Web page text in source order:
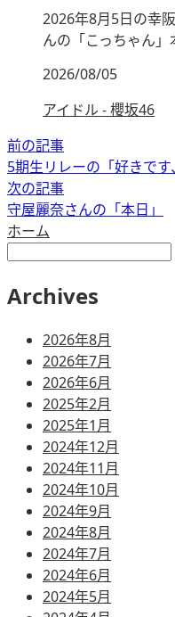
2026年8月5日の幸
んの「こっちゃん」
2026/08/05
アイドル - 櫻坂46
前の記事
5期生リレーの「好きで
次の記事
守屋麗奈さんの「本日」
ホーム
Archives
2026年8月
2026年7月
2026年6月
2025年2月
2025年1月
2024年12月
2024年11月
2024年10月
2024年9月
2024年8月
2024年7月
2024年6月
2024年5月